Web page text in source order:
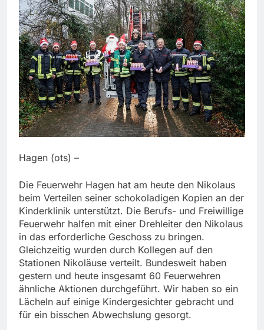
Hagen (ots) –
Die Feuerwehr Hagen hat am heute den Nikolaus
beim Verteilen seiner schokoladigen Kopien an der
Kinderklinik unterstützt. Die Berufs- und Freiwillige
Feuerwehr halfen mit einer Drehleiter den Nikolaus
in das erforderliche Geschoss zu bringen.
Gleichzeitig wurden durch Kollegen auf den
Stationen Nikoläuse verteilt. Bundesweit haben
gestern und heute insgesamt 60 Feuerwehren
ähnliche Aktionen durchgeführt. Wir haben so ein
Lächeln auf einige Kindergesichter gebracht und
für ein bisschen Abwechslung gesorgt.